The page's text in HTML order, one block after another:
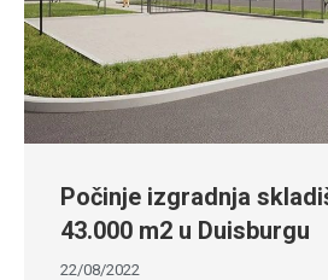
Počinje izgradnja
43.000 m2 u Duisburgu
22/08/2022